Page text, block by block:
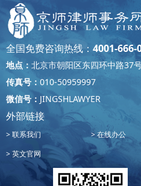
全国免费咨询热线： 4001-666-
地点： 北京市朝阳区东四环中路37
传真号： 010-50959997
微信号： JINGSHLAWYER
外部链接
联系我们 在线办公
英文官网